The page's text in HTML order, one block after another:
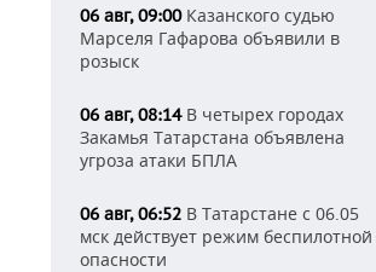
06 авг, 09:00Казанского судью
Марселя Гафарова объявили в
розыск
06 авг, 08:14В четырех городах
Закамья Татарстана объявлена
угроза атаки БПЛА
06 авг, 06:52 В Татарстане с 06.05
мск действует режим беспилотной
опасности